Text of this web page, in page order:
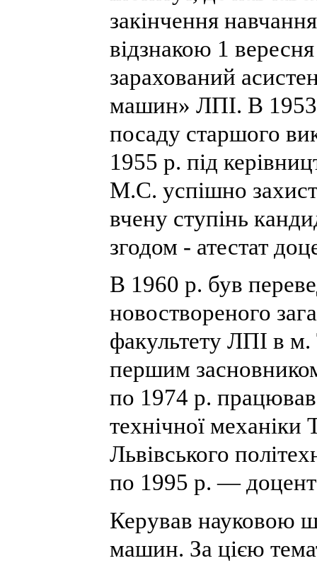
закінчення
відзнакою 1
зарахований
машин» ЛПІ. В 1953
посаду старшого
1955 р. під
М.С. успішно
вчену ступінь
згодом - атестат
В 1960 р. був
новоствореного
факультету ЛПІ в
першим
по 1974 р.
технічної механіки
Львівського
по 1995 р. —
Керував науковою
машин. За цією